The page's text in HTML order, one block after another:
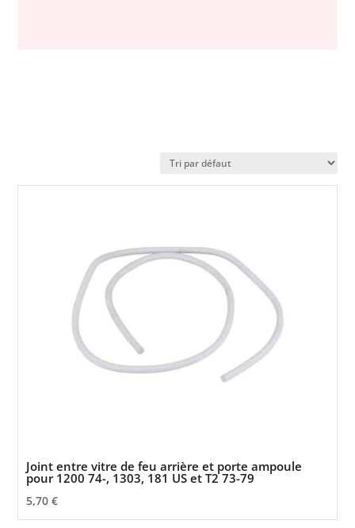
Joint entre vitre de feu arrière et porte ampoule
pour 1200 74-, 1303, 181 US et T2 73-79
5,70€